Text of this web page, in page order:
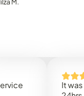
It was very